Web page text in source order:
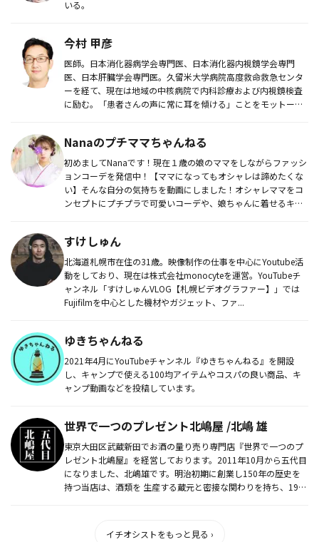
いる。
今村 甲彦
医師。日本消化器病学会専門医、日本消化器内視鏡学会専門
医、日本肝臓学会専門医。久留米大学病院高度救命救急センタ
ーを経て、現在は地域の中核病院で内科診療および内視鏡検査
に励む。「患者さんの声に常に耳を傾ける」ことをモットー
Nanaのプチママちゃんねる
初めましてNanaです！現在１歳の娘のママをしながらファッシ
ョンコーデを発信中！【ママになってもオシャレは諦めたくな
い】そんな自分の気持ちを動画にしました！オシャレママをコ
ンセプトにプチプラで可愛いコーデや、娘ちゃんに着せるキッ
すけしゅん
北海道札幌市在住の31歳。映像制作の仕事を中心にYoutube活
動をしており、現在は株式会社monocyteを運営。YouTubeチ
ャンネル「すけしゅんVLOG【札幌ビデオグラファー】」では
Fujifilmを中心とした機材やガジェット、ファ...
ゆきちゃんねる
2021年4月にYouTubeチャンネル『ゆきちゃんねる』を開設
し、キャンプで使える100均アイテムやコスパの良い商品、キ
ャンプ動画などを投稿しています。
世界で一つのプレゼント北嶋屋 /北嶋 雄
東京大田区武蔵新田でお酒の量り売り専門店『世界で一つのプ
レゼント北嶋屋』を経営しております。2011年10月から五代目
になりました、北嶋雄です。明治初期に創業し150年の歴史を
持つ当店は、酒類を 生産する蔵元と密接な関わりを持ち、1990
イチオシストをもっと見る ›